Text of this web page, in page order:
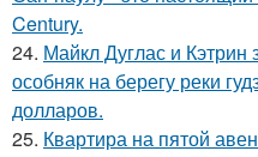
Century.
24. Майкл Дуглас и Кэтрин
особняк на берегу реки
долларов.
25. Квартира на пятой